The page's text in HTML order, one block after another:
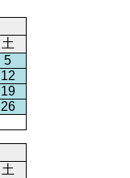
土
5
12
19
26
土